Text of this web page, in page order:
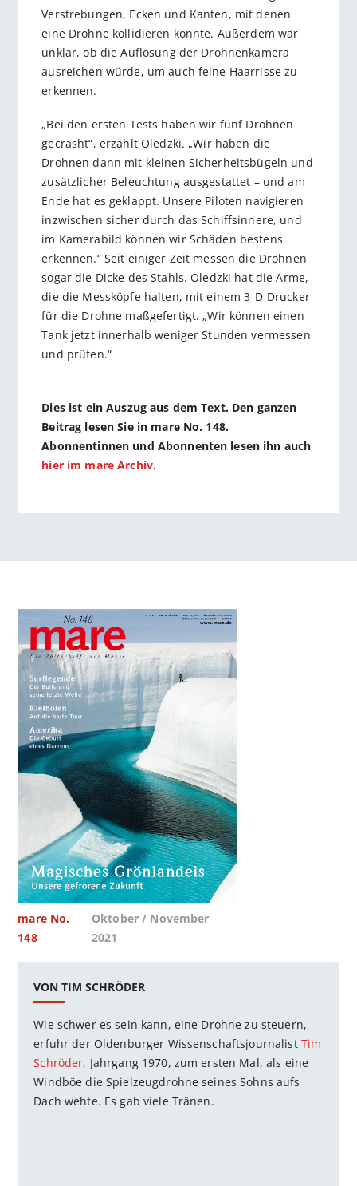
Verstrebungen, Ecken und Kanten, mit denen
eine Drohne kollidieren könnte. Außerdem war
unklar, ob die Auflösung der Drohnenkamera
ausreichen würde, um auch feine Haarrisse zu
erkennen.
„Bei den ersten Tests haben wir fünf Drohnen
gecrasht“, erzählt Oledzki. „Wir haben die
Drohnen dann mit kleinen Sicherheitsbügeln und
zusätzlicher Beleuchtung ausgestattet – und am
Ende hat es geklappt. Unsere Piloten navigieren
inzwischen sicher durch das Schiffsinnere, und
im Kamerabild können wir Schäden bestens
erkennen.“ Seit einiger Zeit messen die Drohnen
sogar die Dicke des Stahls. Oledzki hat die Arme,
die die Messköpfe halten, mit einem 3-D-Drucker
für die Drohne maßgefertigt. „Wir können einen
Tank jetzt innerhalb weniger Stunden vermessen
und prüfen.“
Dies ist ein Auszug aus dem Text. Den ganzen
Beitrag lesen Sie in mare No. 148.
Abonnentinnen und Abonnenten lesen ihn auch
hier im mare Archiv.
mare No.
148
Oktober / November
2021
VON TIM SCHRÖDER
Wie schwer es sein kann, eine Drohne zu steuern,
erfuhr der Oldenburger Wissenschaftsjournalist Tim
Schröder, Jahrgang 1970, zum ersten Mal, als eine
Windböe die Spielzeugdrohne seines Sohns aufs
Dach wehte. Es gab viele Tränen.